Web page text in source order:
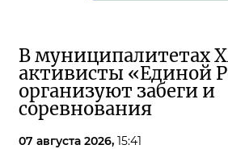
В муниципалитетах
активисты «Единой
организуют забеги и
соревнования
07 августа 2026, 15:41